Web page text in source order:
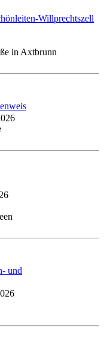
Willprechtszell
in Axtbrunn
und